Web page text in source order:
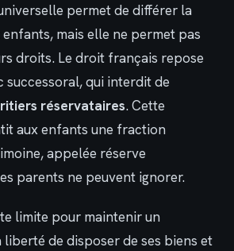
permet de différer la
mais elle ne permet pas
droits. Le droit français repose
successoral, qui interdit de
réservataires. Cette
aux enfants une fraction
appelée réserve
parents ne peuvent ignorer.
limite pour maintenir un
de disposer de ses biens et